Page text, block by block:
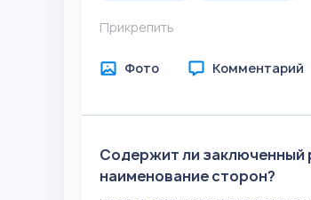
Прикрепить
Фото Комментарий
Содержит ли заключенный
наименование сторон?